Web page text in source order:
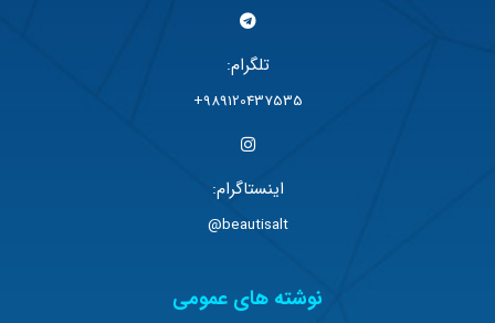
تلگرام:
989120437535+
اینستاگرام:
beautisalt@
نوشته های عمومی